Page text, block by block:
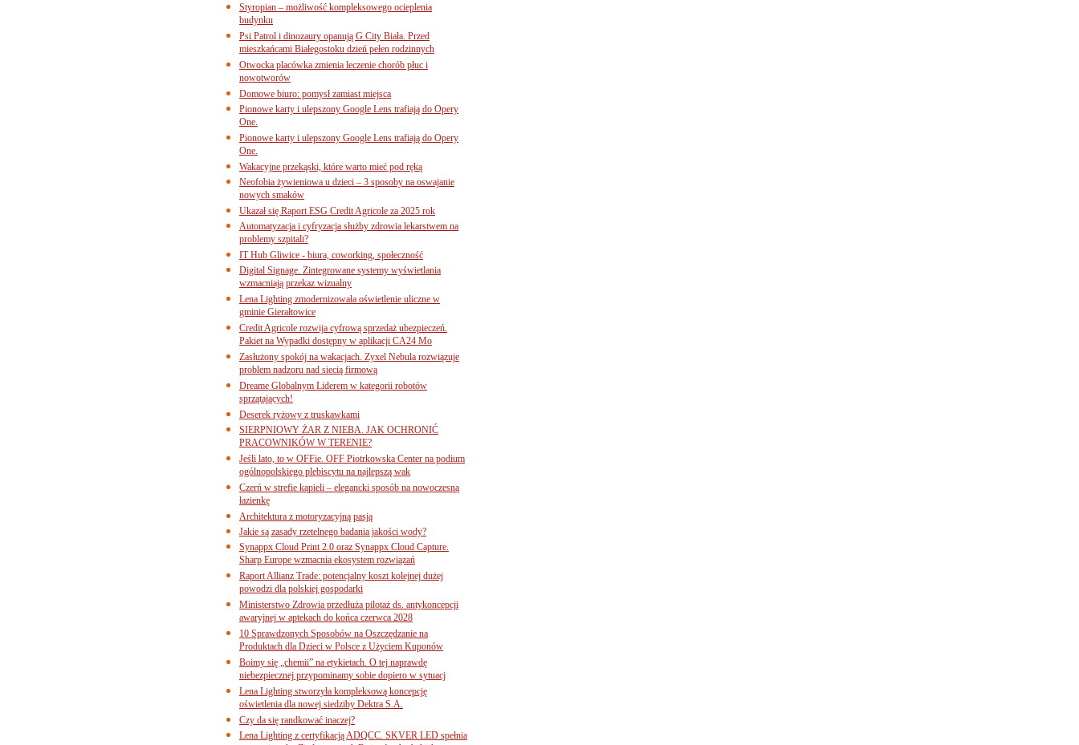
Styropian – możliwość kompleksowego ocieplenia
budynku
Psi Patrol i dinozaury opanują G City Biała. Przed
mieszkańcami Białegostoku dzień pełen rodzinnych
Otwocka placówka zmienia leczenie chorób płuc i
nowotworów
Domowe biuro: pomysł zamiast miejsca
Pionowe karty i ulepszony Google Lens trafiają do Opery
One.
Pionowe karty i ulepszony Google Lens trafiają do Opery
One.
Wakacyjne przekąski, które warto mieć pod ręką
Neofobia żywieniowa u dzieci – 3 sposoby na oswajanie
nowych smaków
Ukazał się Raport ESG Credit Agricole za 2025 rok
Automatyzacja i cyfryzacja służby zdrowia lekarstwem na
problemy szpitali?
IT Hub Gliwice - biura, coworking, społeczność
Digital Signage. Zintegrowane systemy wyświetlania
wzmacniają przekaz wizualny
Lena Lighting zmodernizowała oświetlenie uliczne w
gminie Gierałtowice
Credit Agricole rozwija cyfrową sprzedaż ubezpieczeń.
Pakiet na Wypadki dostępny w aplikacji CA24 Mo
Zasłużony spokój na wakacjach. Zyxel Nebula rozwiązuje
problem nadzoru nad siecią firmową
Dreame Globalnym Liderem w kategorii robotów
sprzątających!
Deserek ryżowy z truskawkami
SIERPNIOWY ŻAR Z NIEBA. JAK OCHRONIĆ
PRACOWNIKÓW W TERENIE?
Jeśli lato, to w OFFie. OFF Piotrkowska Center na podium
ogólnopolskiego plebiscytu na najlepszą wak
Czerń w strefie kąpieli – elegancki sposób na nowoczesną
łazienkę
Architektura z motoryzacyjną pasją
Jakie są zasady rzetelnego badania jakości wody?
Synappx Cloud Print 2.0 oraz Synappx Cloud Capture.
Sharp Europe wzmacnia ekosystem rozwiązań
Raport Allianz Trade: potencjalny koszt kolejnej dużej
powodzi dla polskiej gospodarki
Ministerstwo Zdrowia przedłuża pilotaż ds. antykoncepcji
awaryjnej w aptekach do końca czerwca 2028
10 Sprawdzonych Sposobów na Oszczędzanie na
Produktach dla Dzieci w Polsce z Użyciem Kuponów
Boimy się „chemii” na etykietach. O tej naprawdę
niebezpiecznej przypominamy sobie dopiero w sytuacj
Lena Lighting stworzyła kompleksową koncepcję
oświetlenia dla nowej siedziby Dektra S.A.
Czy da się randkować inaczej?
Lena Lighting z certyfikacją ADQCC. SKVER LED spełnia